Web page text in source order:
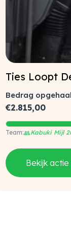
Bekijk actie
👥Kabuki Mijl
Ties Loopt
€2.815,00
Bedrag